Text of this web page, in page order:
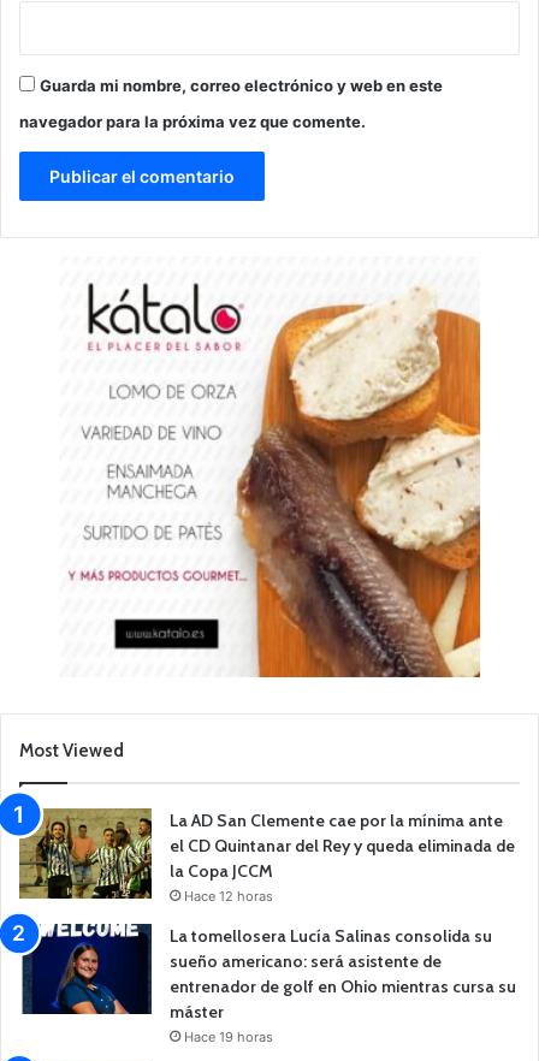
Guarda mi nombre, correo electrónico y web en este
navegador para la próxima vez que comente.
Most Viewed
La AD San Clemente cae por la mínima ante
el CD Quintanar del Rey y queda eliminada de
la Copa JCCM
Hace 12 horas
La tomellosera Lucía Salinas consolida su
sueño americano: será asistente de
entrenador de golf en Ohio mientras cursa su
máster
Hace 19 horas